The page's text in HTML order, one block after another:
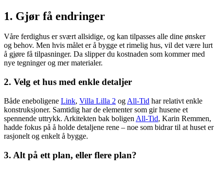
1. Gjør få endringer
Våre ferdighus er svært allsidige, og kan tilpasses alle dine ønsker
og behov. Men hvis målet er å bygge et rimelig hus, vil det være lurt
å gjøre få tilpasninger. Da slipper du kostnaden som kommer med
nye tegninger og mer materialer.
2. Velg et hus med enkle detaljer
Både eneboligene Link, Villa Lilla 2 og All-Tid har relativt enkle
konstruksjoner. Samtidig har de elementer som gir husene et
spennende uttrykk. Arkitekten bak boligen All-Tid, Karin Remmen,
hadde fokus på å holde detaljene rene – noe som bidrar til at huset er
rasjonelt og enkelt å bygge.
3. Alt på ett plan, eller flere plan?